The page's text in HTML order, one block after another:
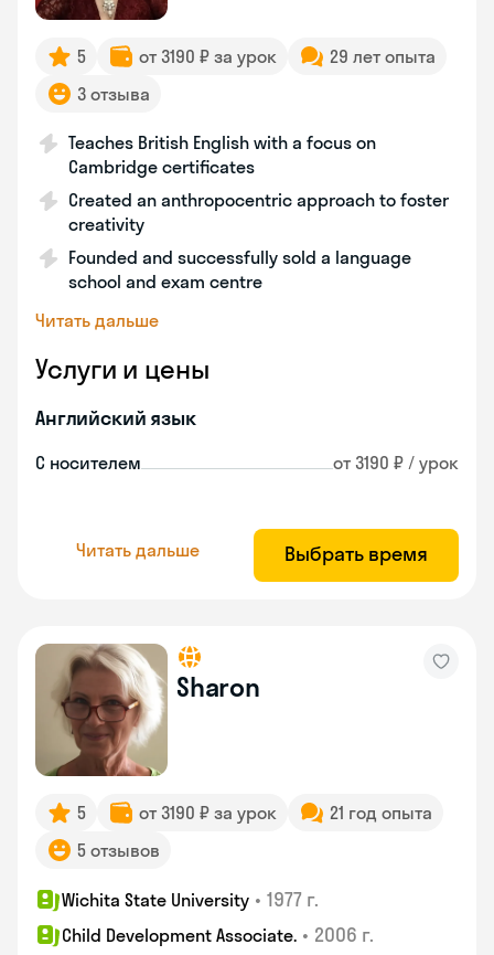
5 от 3190 ₽ за урок
29 лет опыта
3 отзыва
Teaches British English with a focus on
Cambridge certificates
Created an anthropocentric approach to foster
creativity
Founded and successfully sold a language
school and exam centre
Читать дальше
Услуги и цены
Английский язык
С носителем от 3190 ₽ / урок
Читать дальше Выбрать время
Sharon
5 от 3190 ₽ за урок
21 год опыта
5 отзывов
Wichita State University • 1977 г.
Child Development Associate. • 2006 г.